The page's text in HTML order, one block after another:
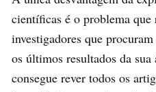
científicas é o problema que
investigadores que
os últimos resultados da
consegue rever todos os